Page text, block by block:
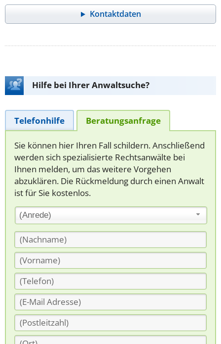
Kontaktdaten
Hilfe bei Ihrer Anwaltsuche?
Telefonhilfe Beratungsanfrage
Sie können hier Ihren Fall schildern. Anschließend
werden sich spezialisierte Rechtsanwälte bei
Ihnen melden, um das weitere Vorgehen
abzuklären. Die Rückmeldung durch einen Anwalt
ist für Sie kostenlos.
(Anrede)